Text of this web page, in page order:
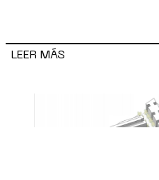
LEER MÁS